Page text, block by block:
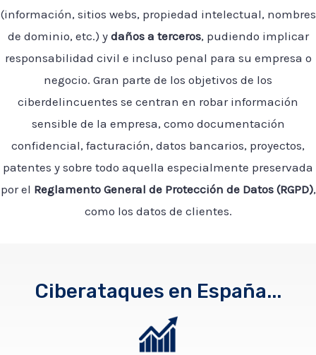
(información, sitios webs, propiedad intelectual, nombres
de dominio, etc.) y daños a terceros, pudiendo implicar
responsabilidad civil e incluso penal para su empresa o
negocio. Gran parte de los objetivos de los
ciberdelincuentes se centran en robar información
sensible de la empresa, como documentación
confidencial, facturación, datos bancarios, proyectos,
patentes y sobre todo aquella especialmente preservada
por el Reglamento General de Protección de Datos (RGPD),
como los datos de clientes.
Ciberataques en España...